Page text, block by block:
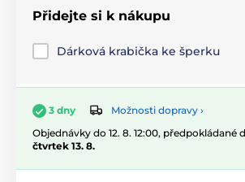
Přidejte si k nákupu
Dárková krabička ke šperku
3 dny
Možnosti dopravy ›
Objednávky do 12. 8. 12:00, předpokládané
čtvrtek 13. 8.